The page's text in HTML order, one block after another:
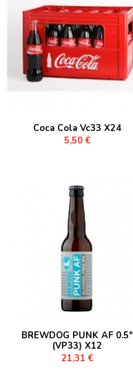
Coca Cola Vc33 X24
5,50 €
BREWDOG PUNK AF 0.5°
(VP33) X12
21,31 €